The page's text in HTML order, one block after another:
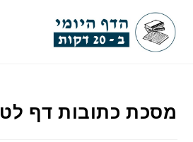
content
מסכת כתובות דף לט